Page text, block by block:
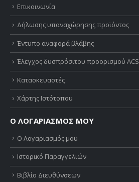
Επικοινωνία
Δήλωσης υπαναχώρησης προϊόντος
Έντυπο αναφορά βλάβης
Έλεγχος δυσπρόσιτου προορισμού ACS
Κατασκευαστές
Χάρτης Ιστότοπου
Ο ΛΟΓΑΡΙΑΣΜΟΣ ΜΟΥ
Ο Λογαριασμός μου
Ιστορικό Παραγγελιών
Βιβλίο Διευθύνσεων